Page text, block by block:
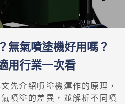
無氣噴塗機好用嗎？
用行業一次看
先介紹噴塗機運作的原理，
噴塗的差異，並解析不同噴